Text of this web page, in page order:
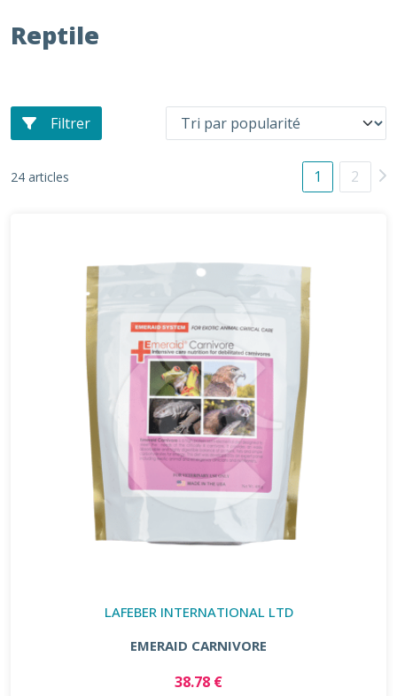
Reptile
Filtrer
24 articles 1 2
LAFEBER INTERNATIONAL LTD
EMERAID CARNIVORE
38.78 €